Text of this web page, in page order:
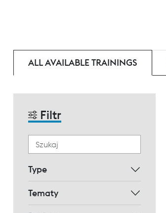
ALL AVAILABLE TRAININGS
Filtr
Type
Tematy